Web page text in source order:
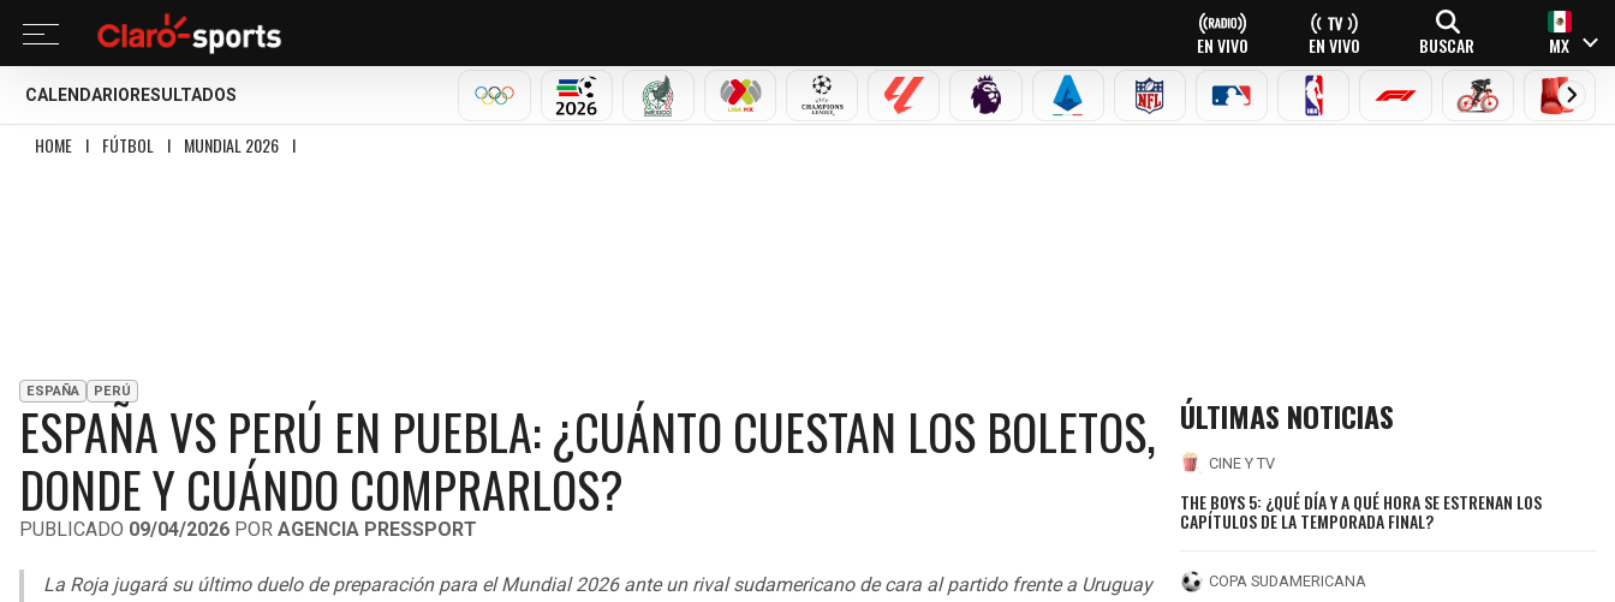
EN VIVO EN VIVO BUSCAR MX
CALENDARIO RESULTADOS
OLÍMPICOSMUNDIAL 2026SELECCIÓN MEXICANA
LIGA MX CHAMPIONS LEAGUE
LALIGA PREMIER LEAGUE
SERIE A NFL MLB NBA FÓRMULA 1CICLISMOBOXEO
HOME I FÚTBOL I MUNDIAL 2026 I
ESPAÑA PERÚ
ESPAÑA VS PERÚ EN PUEBLA: ¿CUÁNTO CUESTAN LOS BOLETOS,
DONDE Y CUÁNDO COMPRARLOS?
PUBLICADO 09/04/2026 POR AGENCIA PRESSPORT
La Roja jugará su último duelo de preparación para el Mundial 2026 ante un rival sudamericano de cara al partido frente a Uruguay
ÚLTIMAS NOTICIAS
CINE Y TV
THE BOYS 5: ¿QUÉ DÍA Y A QUÉ HORA SE ESTRENAN LOS
CAPÍTULOS DE LA TEMPORADA FINAL?
COPA SUDAMERICANA